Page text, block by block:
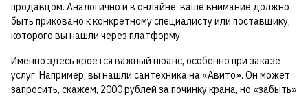
продавцом. Аналогично и в онлайне: ваше внимание должно
быть приковано к конкретному специалисту или поставщику,
которого вы нашли через платформу.
Именно здесь кроется важный нюанс, особенно при заказе
услуг. Например, вы нашли сантехника на «Авито». Он может
запросить, скажем, 2000 рублей за починку крана, но «забыть»